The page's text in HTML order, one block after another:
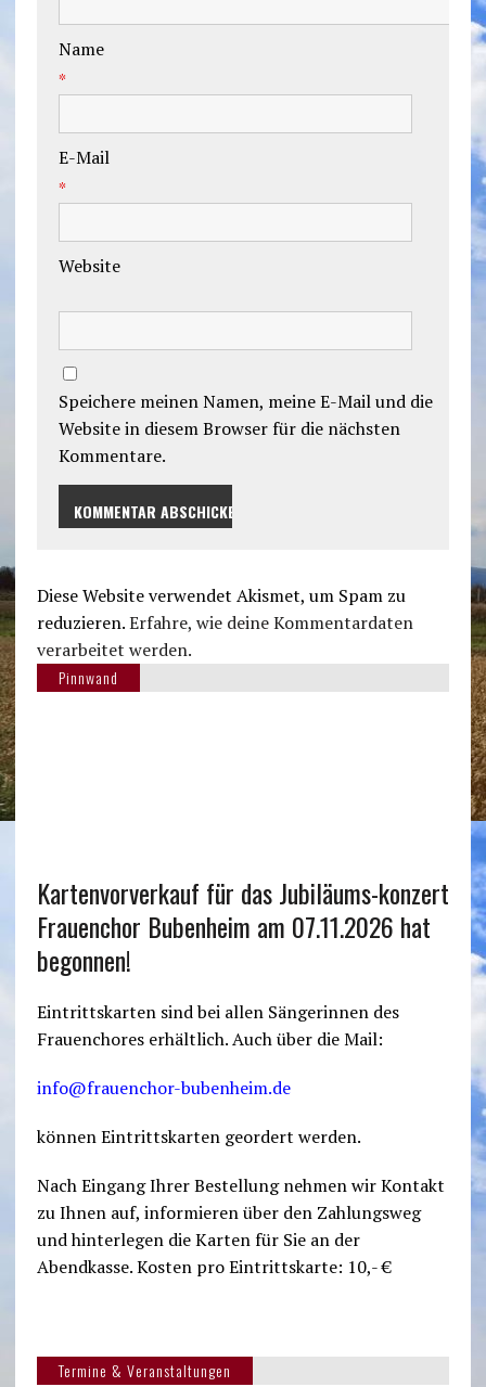
Name
*
E-Mail
*
Website
Speichere meinen Namen, meine E-Mail und die
Website in diesem Browser für die nächsten
Kommentare.
Diese Website verwendet Akismet, um Spam zu
reduzieren.Erfahre, wie deine Kommentardaten
verarbeitet werden.
Pinnwand
Kartenvorverkauf für das Jubiläums-konzert
Frauenchor Bubenheim am 07.11.2026 hat
begonnen!
Eintrittskarten sind bei allen Sängerinnen des
Frauenchores erhältlich. Auch über die Mail:
info@frauenchor-bubenheim.de
können Eintrittskarten geordert werden.
Nach Eingang Ihrer Bestellung nehmen wir Kontakt
zu Ihnen auf, informieren über den Zahlungsweg
und hinterlegen die Karten für Sie an der
Abendkasse. Kosten pro Eintrittskarte: 10,- €
Termine & Veranstaltungen